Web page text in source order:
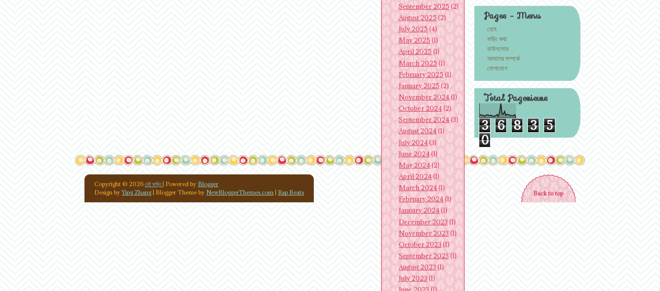
Pages - Menu
হোম
ফড়িং কথা
ডাউনলোড
আমাদের সম্পর্কে
যোগাযোগ
Total Pageviews
3 6 8 3
5
0
September 2025 (2)
August 2025 (2)
July 2025 (4)
May 2025 (1)
April 2025 (1)
March 2025 (1)
February 2025 (1)
January 2025 (2)
November 2024(1)
October 2024(2)
September 2024(3)
August 2024(1)
July 2024(3)
June 2024(1)
May 2024(2)
April 2024(1)
March 2024(1)
February 2024(1)
January 2024(1)
December 2023 (1)
November 2023 (1)
October 2023 (1)
September 2023 (1)
August 2023 (1)
July 2023 (1)
Copyright © 2026 নেট ফড়িং | Powered by Blogger
Design byYing Zhang| Blogger Theme by NewBloggerThemes.com Rap Beats Back to top